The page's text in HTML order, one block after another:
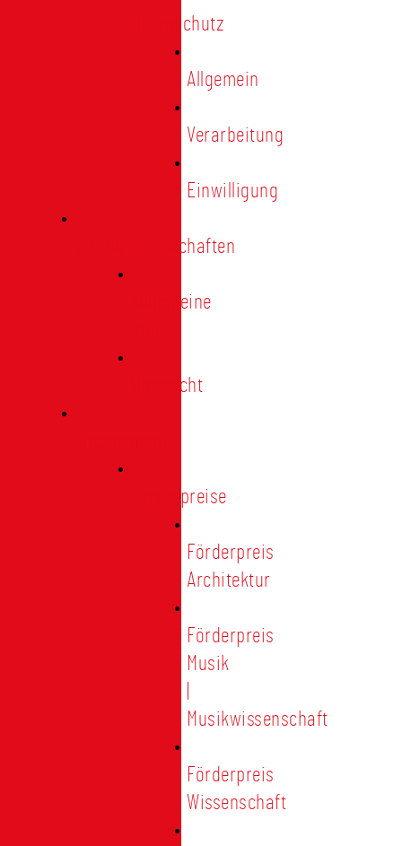
Datenschutz
Allgemein
Verarbeitung
Einwilligung
Tischgemeinschaften
Allgemeine
Übersicht
Förderpreise
Förderpreis
Architektur
Förderpreis
Musik
Musikwissenschaft
Förderpreis
Wissenschaft